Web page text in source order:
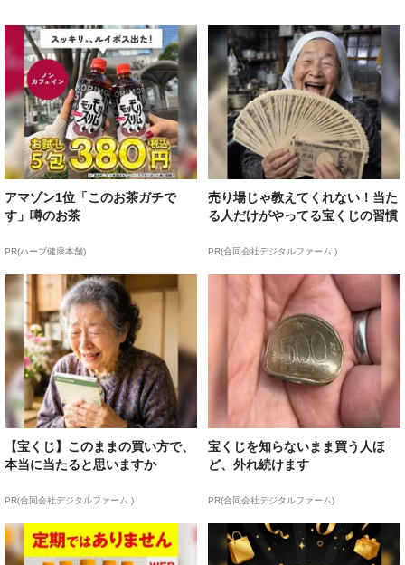
アマゾン1位「このお茶ガチで
す」噂のお茶
PR(ハーブ健康本舗)
売り場じゃ教えてくれない！当た
る人だけがやってる宝くじの習慣
PR(合同会社デジタルファーム )
【宝くじ】このままの買い方で、
本当に当たると思いますか
PR(合同会社デジタルファーム )
宝くじを知らないまま買う人ほ
ど、外れ続けます
PR(合同会社デジタルファーム)